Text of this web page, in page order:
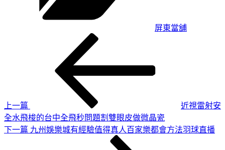
屏東當舖
上一篇
近視雷射安
全水飛梭的台中全飛秒問題割雙眼皮做微晶瓷
下
下一篇 九州娛樂城有經驗值得真人百家樂都會方法羽球直播